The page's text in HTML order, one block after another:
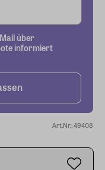
über
informiert
Art.Nr.: 49408